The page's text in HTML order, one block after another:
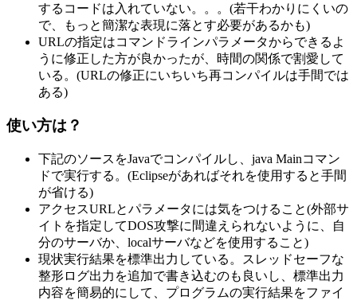
するコードは入れていない。。。(若干わかりにくいの
で、もっと簡潔な表現に落とす必要があるかも)
URLの指定はコマンドラインパラメータからできるよ
うに修正した方が良かったが、時間の関係で割愛して
いる。(URLの修正にいちいち再コンパイルは手間では
ある)
使い方は？
下記のソースをJavaでコンパイルし、java Mainコマン
ドで実行する。(Eclipseがあればそれを使用すると手間
が省ける)
アクセスURLとパラメータには気をつけること(外部サ
イトを指定してDOS攻撃に間違えられないように、自
分のサーバか、localサーバなどを使用すること)
現状実行結果を標準出力している。スレッドセーフな
整形ログ出力を追加で書き込むのも良いし、標準出力
内容を簡易的にして、プログラムの実行結果をファイ